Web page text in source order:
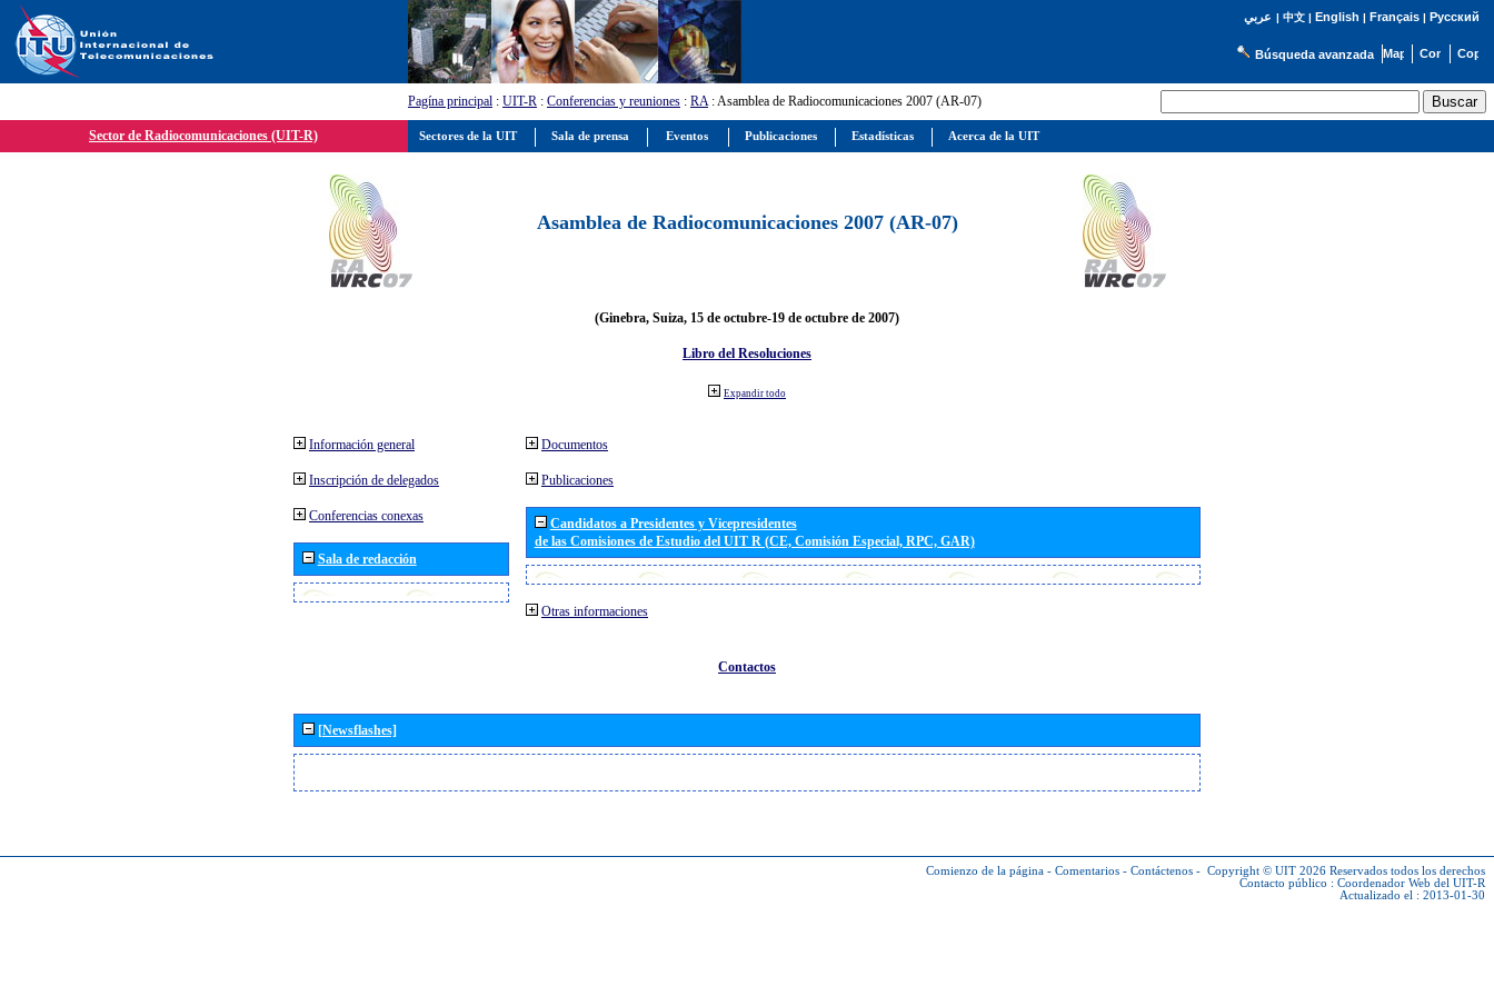
عربي | 中文| English | Français| Русский
Búsqueda avanzada
Pagína principal : UIT-R : Conferencias y reuniones : RA: Asamblea de Radiocomunicaciones 2007 (AR-07)
Sector de Radiocomunicaciones (UIT-R)
Asamblea de Radiocomunicaciones 2007 (AR-07)
(Ginebra, Suiza, 15 de octubre-19 de octubre de 2007)
Libro del Resoluciones
Expandir todo
Información general
Inscripción de delegados
Conferencias conexas
Sala de redacción
Documentos
Publicaciones
Candidatos a Presidentes y Vicepresidentes
de las Comisiones de Estudio del UIT R (CE, Comisión Especial, RPC, GAR)
Otras informaciones
Contactos
[Newsflashes]
Comienzo de la página - Comentarios - Contáctenos - Copyright © UIT 2026 Reservados todos los derechos
Contacto público : Coordenador Web del UIT-R
Actualizado el : 2013-01-30
Sectores de la UIT Sala de prensa Eventos Publicaciones Estadísticas Acerca de la UIT